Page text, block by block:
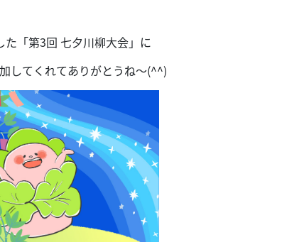
た「第3回 七夕川柳大会」に
してくれてありがとうね〜(^^)